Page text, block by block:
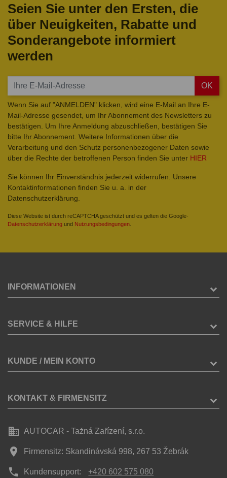
Seien Sie unter den Ersten, die
über Neuigkeiten, Rabatte und
Sonderangebote informiert
werden
OK
Wenn Sie auf "ANMELDEN" klicken, wird eine E-Mail an Ihre E-
Mail-Adresse gesendet, um Ihr Abonnement des Newsletters zu
bestätigen. Um Ihre Anmeldung abzuschließen, bestätigen Sie
bitte Ihr Abonnement. Weitere Informationen über die
Verarbeitung und den Schutz personenbezogener Daten sowie
über die Rechte der betroffenen Person finden Sie unter HIER
Sie können Ihr Einverständnis jederzeit widerrufen. Unsere
Kontaktinformationen finden Sie u. a. in der
Datenschutzerklärung.
Diese Website ist durch reCAPTCHA geschützt und es gelten die Google-
Datenschutzerklärung und Nutzungsbedingungen
INFORMATIONEN
SERVICE & HILFE
KUNDE / MEIN KONTO
KONTAKT & FIRMENSITZ
business AUTOCAR - Tažná Zařízení, s.r.o.
place Firmensitz: Skandinávská 998, 267 53 Žebrák
phone Kundensupport: +420 602 575 080